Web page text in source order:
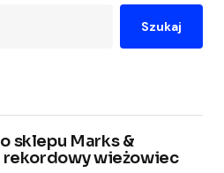
Szukaj
sklepu Marks &
rekordowy wieżowiec